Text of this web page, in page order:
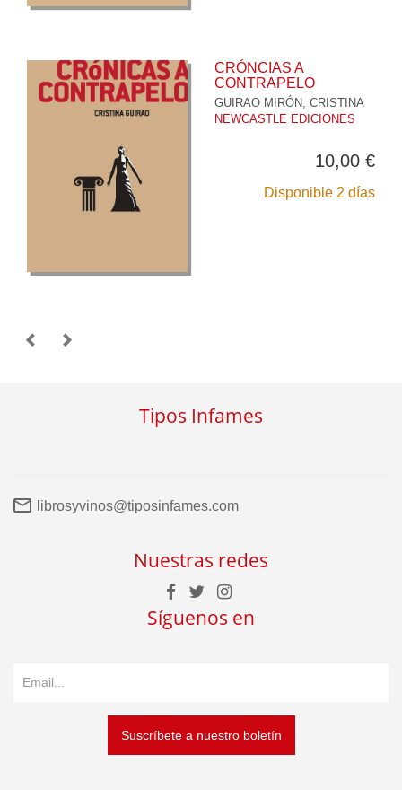
CRÓNCIAS A
CONTRAPELO
GUIRAO MIRÓN, CRISTINA
NEWCASTLE EDICIONES
10,00 €
Disponible 2 días
Tipos Infames
librosyvinos@tiposinfames.com
Nuestras redes
Síguenos en
Suscríbete a nuestro boletín